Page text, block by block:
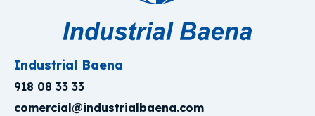
Industrial Baena
918 08 33 33
comercial@industrialbaena.com